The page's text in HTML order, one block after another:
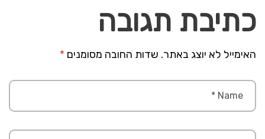
כתיבת תגובה
האימייל לא יוצג באתר. שדות החובה מסומנים *